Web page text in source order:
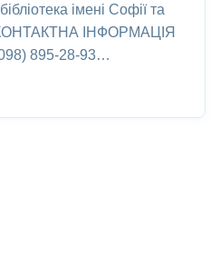
імені Софії та
ІНФОРМАЦІЯ
895-28-93…